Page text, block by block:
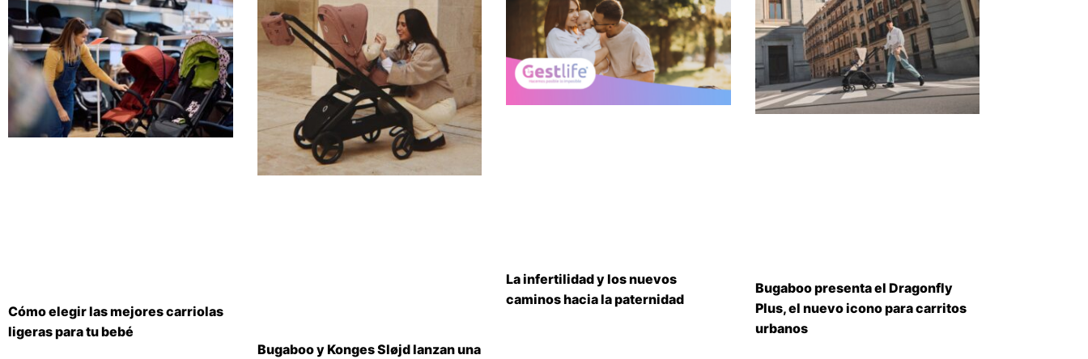
Cómo elegir las mejores carriolas
ligeras para tu bebé
Bugaboo y Konges Sløjd lanzan una
La infertilidad y los nuevos
caminos hacia la paternidad
Bugaboo presenta el Dragonfly
Plus, el nuevo icono para carritos
urbanos